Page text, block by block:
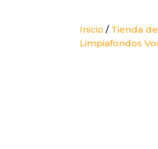
Inicio / Tienda
Limpiafondos